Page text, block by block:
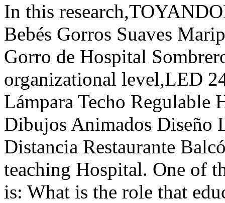
In this
Bebés Gorros Suaves
Gorro de Hospital
organizational level,LED
Lámpara Techo
Dibujos Animados Diseño
Distancia Restaurante
teaching Hospital. One of
is: What is the role that